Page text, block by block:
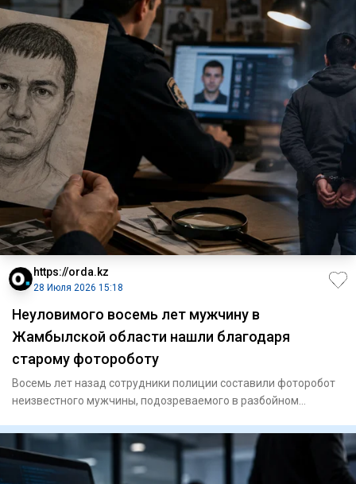
https://orda.kz
28 Июля 2026 15:18
Неуловимого восемь лет мужчину в
Жамбылской области нашли благодаря
старому фотороботу
Восемь лет назад сотрудники полиции составили фоторобот
неизвестного мужчины, подозреваемого в разбойном